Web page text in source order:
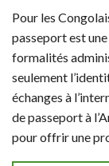
Pour les
passeport est
formalités
seulement
échanges à
de passeport à
pour offrir une